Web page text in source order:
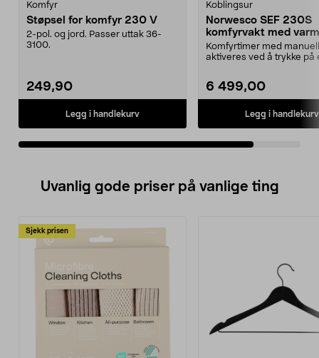
Komfyr
Støpsel for komfyr 230 V
2-pol. og jord. Passer uttak 36-
3100.
249,90
Legg i handlekurv
Koblingsur
Norwesco SEF 230S
komfyrvakt med
25 A, 230 V
Komfyrtimer med
aktiveres ved å trykke på
6 499,00
Legg i handlekurv
Uvanlig gode priser på vanlige ting
Sjekk prisen